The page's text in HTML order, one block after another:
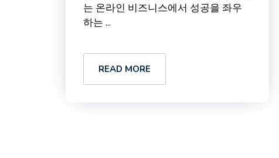
는 온라인 비즈니스에서 성공을 좌우
하는 ...
READ MORE